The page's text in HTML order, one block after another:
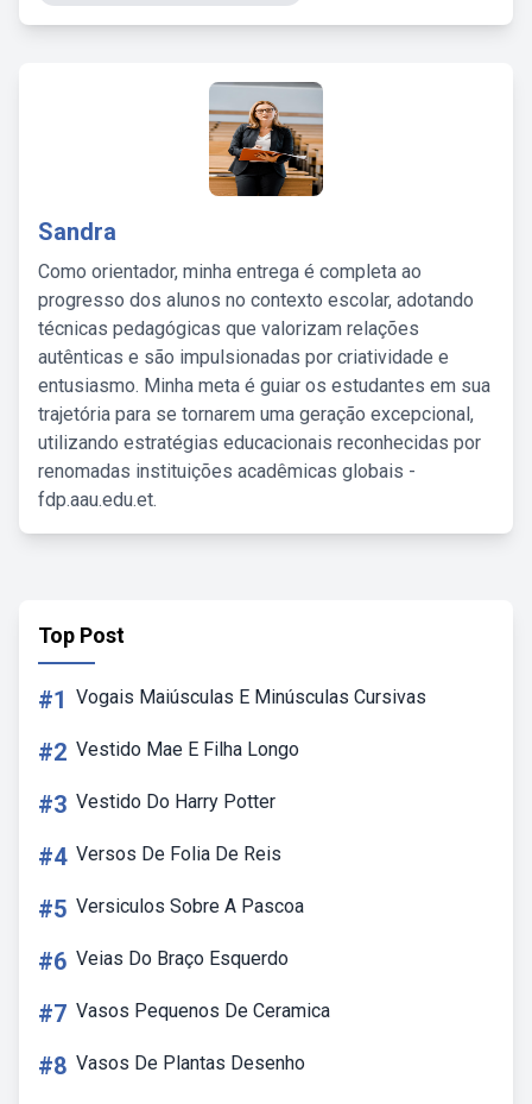
Sandra
Como orientador, minha entrega é completa ao
progresso dos alunos no contexto escolar, adotando
técnicas pedagógicas que valorizam relações
autênticas e são impulsionadas por criatividade e
entusiasmo. Minha meta é guiar os estudantes em sua
trajetória para se tornarem uma geração excepcional,
utilizando estratégias educacionais reconhecidas por
renomadas instituições acadêmicas globais -
fdp.aau.edu.et.
Top Post
#1 Vogais Maiúsculas E Minúsculas Cursivas
#2 Vestido Mae E Filha Longo
#3 Vestido Do Harry Potter
#4 Versos De Folia De Reis
#5 Versiculos Sobre A Pascoa
#6 Veias Do Braço Esquerdo
#7 Vasos Pequenos De Ceramica
#8 Vasos De Plantas Desenho